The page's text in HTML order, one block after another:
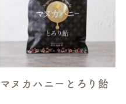
マヌカハニーとろり飴